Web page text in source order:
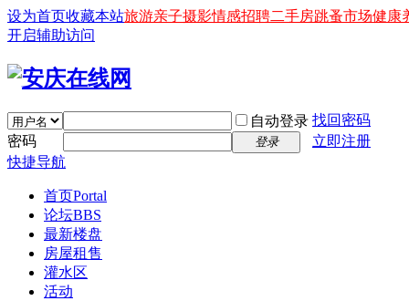
设为首页收藏本站旅游亲子摄影情感招聘二手房跳蚤市场健康
开启辅助访问
自动登录 找回密码
密码
登录
立即注册
快捷导航
首页Portal
论坛BBS
最新楼盘
房屋租售
灌水区
活动